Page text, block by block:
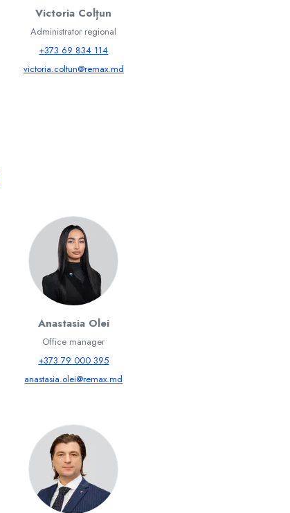
Victoria Colțun
Administrator regional
+373 69 834 114
victoria.coltun@remax.md
Anastasia Olei
Office manager
+373 79 000 395
anastasia.olei@remax.md